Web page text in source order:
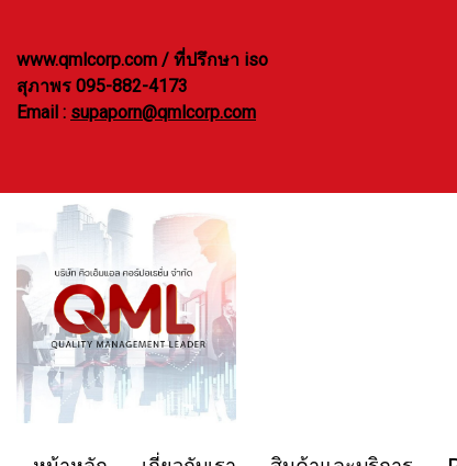
www.qmlcorp.com / ที่ปรึกษา iso
สุภาพร 095-882-4173
Email : supaporn@qmlcorp.com